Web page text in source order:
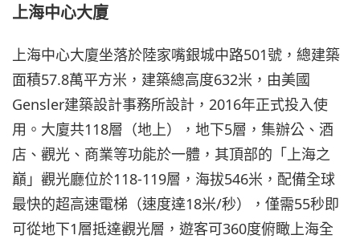
上海中心大廈
上海中心大廈坐落於陸家嘴銀城中路501號，總建築
面積57.8萬平方米，建築總高度632米，由美國
Gensler建築設計事務所設計，2016年正式投入使
用。大廈共118層（地上），地下5層，集辦公、酒
店、觀光、商業等功能於一體，其頂部的「上海之
巔」觀光廳位於118-119層，海拔546米，配備全球
最快的超高速電梯（速度達18米/秒），僅需55秒即
可從地下1層抵達觀光層，遊客可360度俯瞰上海全